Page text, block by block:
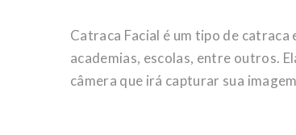
Catraca Facial é um tipo de
academias, escolas, entre outros.
câmera que irá capturar sua